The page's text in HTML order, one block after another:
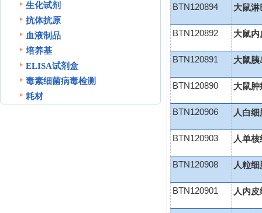
生化试剂
抗体抗原
血液制品
培养基
ELISA试剂盒
毒素细菌病毒检测
耗材
BTN120894 大鼠淋
BTN120892 大鼠内
BTN120891 大鼠胰
BTN120890 大鼠肿
BTN120906 人白
BTN120903 人单
BTN120908 人粒
BTN120901 人内